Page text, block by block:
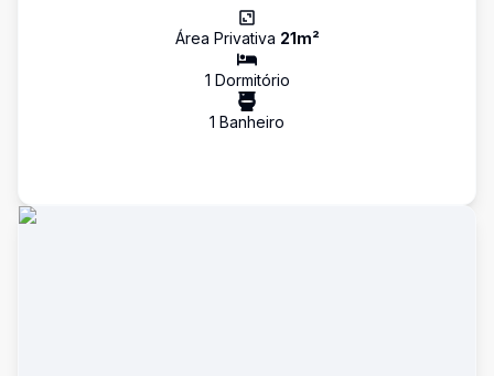
Área Privativa 21m²
1 Dormitório
1 Banheiro